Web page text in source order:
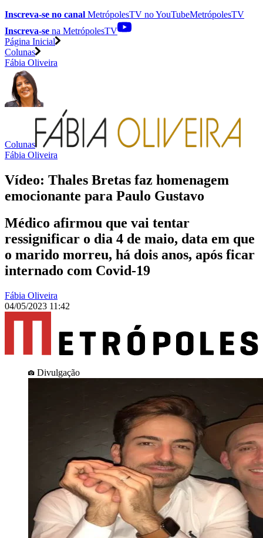
Inscreva-se no canal MetrópolesTV noYouTubeMetrópolesTV
Inscreva-se na MetrópolesTV
Página Inicial
Colunas
Fábia Oliveira
Colunas
Fábia Oliveira
Vídeo: Thales Bretas faz homenagem
emocionante para Paulo Gustavo
Médico afirmou que vai tentar
ressignificar o dia 4 de maio, data em que
o marido morreu, há dois anos, após ficar
internado com Covid-19
Fábia Oliveira
04/05/2023 11:42
Divulgação